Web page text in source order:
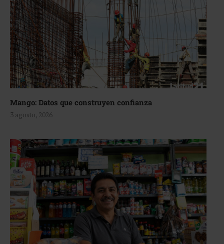
Mango: Datos que construyen confianza
3 agosto, 2026